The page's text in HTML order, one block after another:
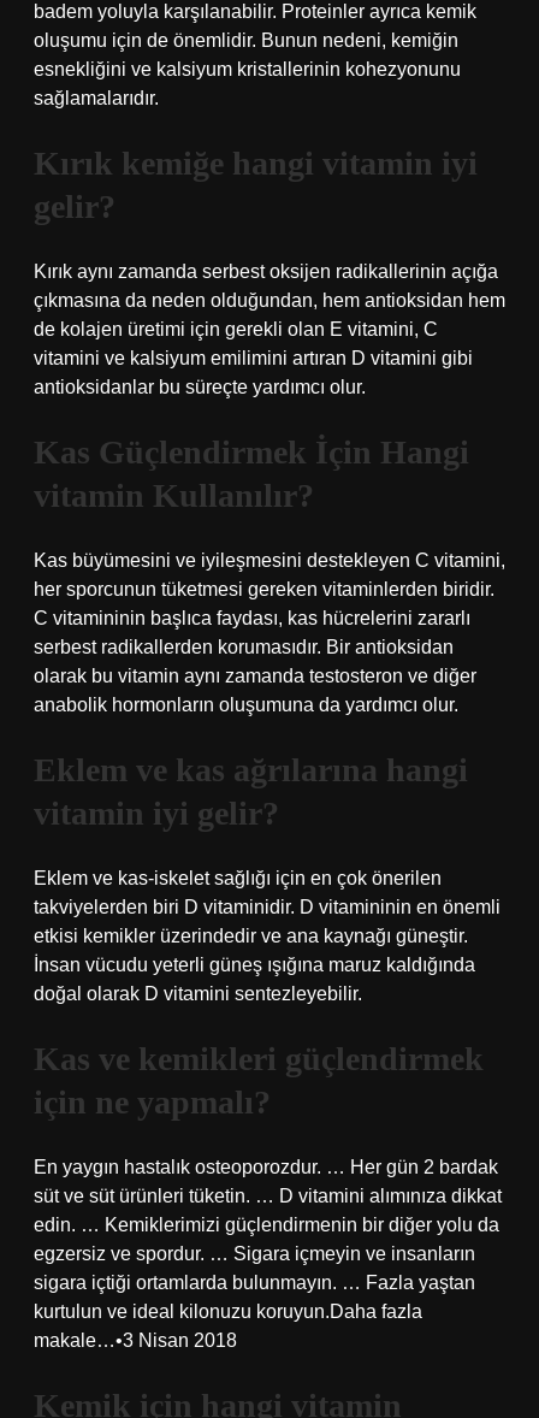
badem yoluyla karşılanabilir. Proteinler ayrıca kemik
oluşumu için de önemlidir. Bunun nedeni, kemiğin
esnekliğini ve kalsiyum kristallerinin kohezyonunu
sağlamalarıdır.
Kırık kemiğe hangi vitamin iyi
gelir?
Kırık aynı zamanda serbest oksijen radikallerinin açığa
çıkmasına da neden olduğundan, hem antioksidan hem
de kolajen üretimi için gerekli olan E vitamini, C
vitamini ve kalsiyum emilimini artıran D vitamini gibi
antioksidanlar bu süreçte yardımcı olur.
Kas Güçlendirmek İçin Hangi
vitamin Kullanılır?
Kas büyümesini ve iyileşmesini destekleyen C vitamini,
her sporcunun tüketmesi gereken vitaminlerden biridir.
C vitamininin başlıca faydası, kas hücrelerini zararlı
serbest radikallerden korumasıdır. Bir antioksidan
olarak bu vitamin aynı zamanda testosteron ve diğer
anabolik hormonların oluşumuna da yardımcı olur.
Eklem ve kas ağrılarına hangi
vitamin iyi gelir?
Eklem ve kas-iskelet sağlığı için en çok önerilen
takviyelerden biri D vitaminidir. D vitamininin en önemli
etkisi kemikler üzerindedir ve ana kaynağı güneştir.
İnsan vücudu yeterli güneş ışığına maruz kaldığında
doğal olarak D vitamini sentezleyebilir.
Kas ve kemikleri güçlendirmek
için ne yapmalı?
En yaygın hastalık osteoporozdur. … Her gün 2 bardak
süt ve süt ürünleri tüketin. … D vitamini alımınıza dikkat
edin. … Kemiklerimizi güçlendirmenin bir diğer yolu da
egzersiz ve spordur. … Sigara içmeyin ve insanların
sigara içtiği ortamlarda bulunmayın. … Fazla yaştan
kurtulun ve ideal kilonuzu koruyun.Daha fazla
makale…•3 Nisan 2018
Kemik için hangi vitamin